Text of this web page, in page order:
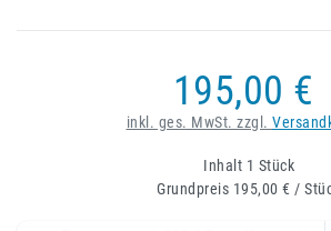
195,00 €
inkl. ges. MwSt. zzgl.
Inhalt 1 Stück
Grundpreis 195,00 € /